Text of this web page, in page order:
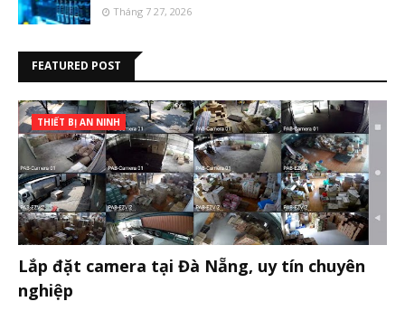
Tháng 7 27, 2026
FEATURED POST
THIẾT BỊ AN NINH
Lắp đặt camera tại Đà Nẵng, uy tín chuyên
nghiệp